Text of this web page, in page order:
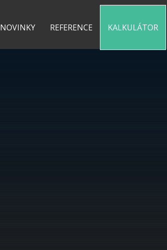
NOVINKY REFERENCE KALKULÁTOR